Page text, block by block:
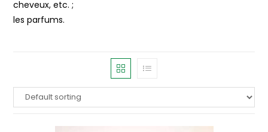
cheveux, etc. ;
les parfums.